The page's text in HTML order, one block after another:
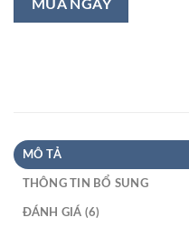
MUA NGAY
MÔ TẢ
THÔNG TIN BỔ SUNG
ĐÁNH GIÁ (6)